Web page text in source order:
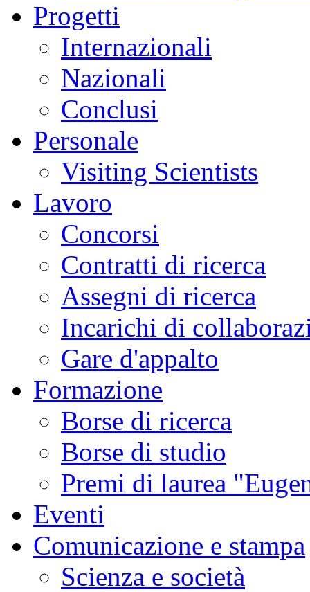
Progetti
Internazionali
Nazionali
Conclusi
Personale
Visiting Scientists
Lavoro
Concorsi
Contratti di ricerca
Assegni di ricerca
Incarichi di
Gare d'appalto
Formazione
Borse di ricerca
Borse di studio
Premi di laurea
Eventi
Comunicazione e stampa
Scienza e società